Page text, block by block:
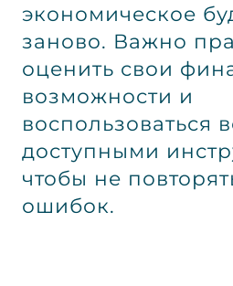
экономическое
заново. Важно
оценить свои
возможности и
воспользоваться
доступными
чтобы не
ошибок.